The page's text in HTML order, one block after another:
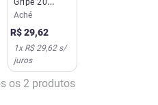
Gripe 20
Cápsulas
Aché
R$29,62
1x R$ 29,62s/
juros
os 2 produtos